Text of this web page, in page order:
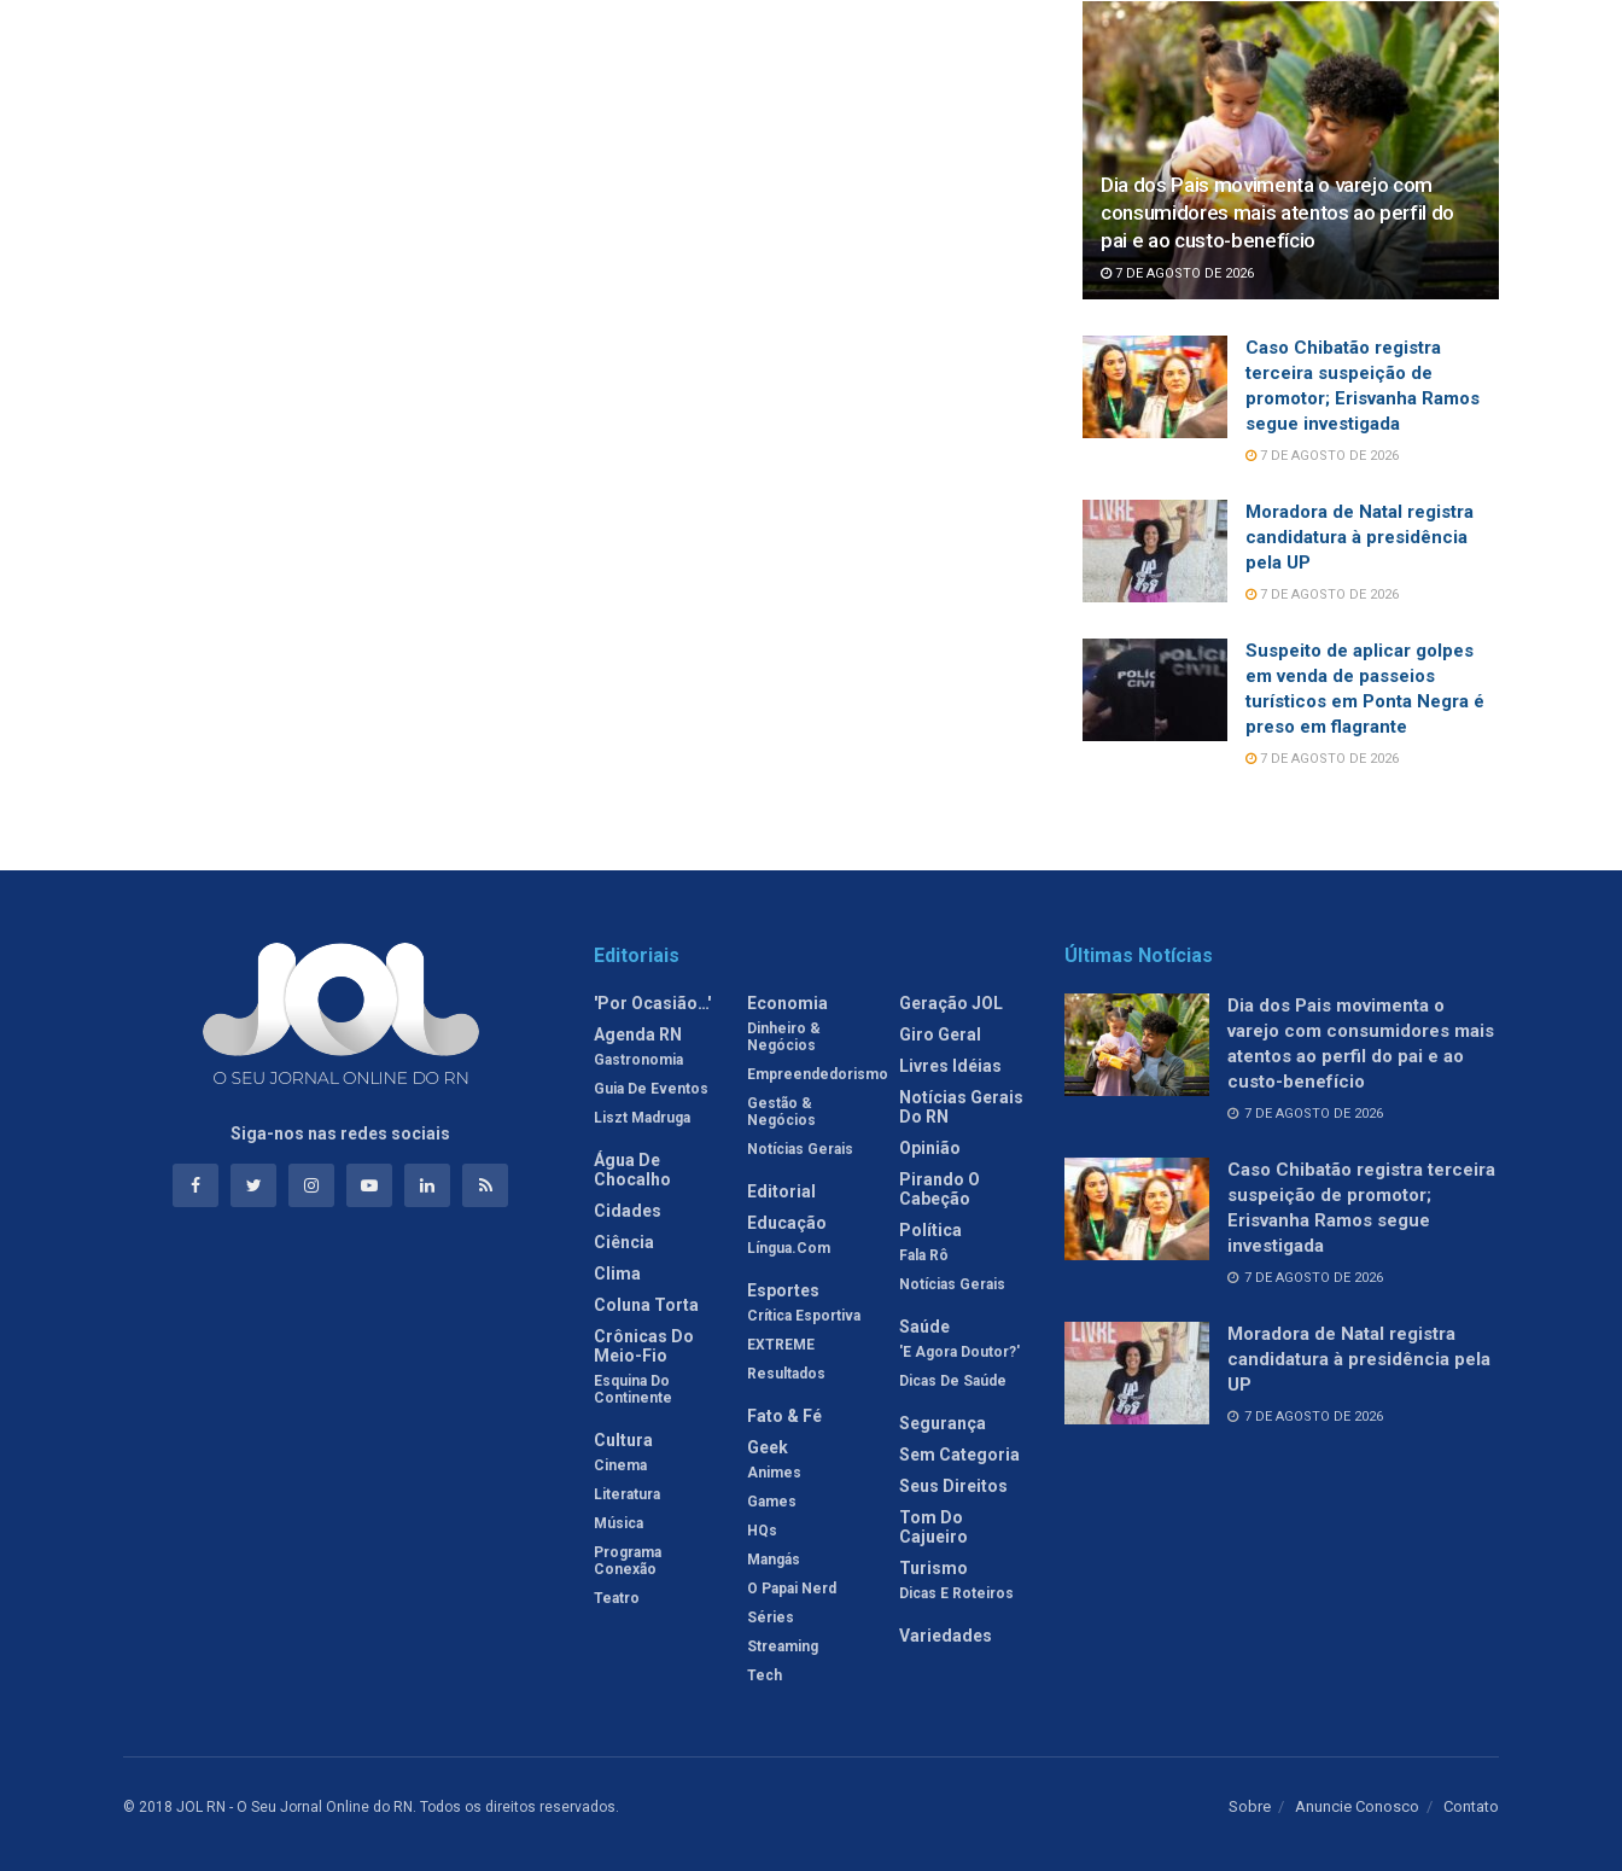
Dia dos Pais movimenta o varejo com
consumidores mais atentos ao perfil do
pai e ao custo-benefício
7 DE AGOSTO DE 2026
Caso Chibatão registra
terceira suspeição de
promotor; Erisvanha Ramos
segue investigada
7 DE AGOSTO DE 2026
Moradora de Natal registra
candidatura à presidência
pela UP
7 DE AGOSTO DE 2026
Suspeito de aplicar golpes
em venda de passeios
turísticos em Ponta Negra é
preso em flagrante
7 DE AGOSTO DE 2026
Siga-nos nas redes sociais
Editoriais
'Por Ocasião…'
Agenda RN
Gastronomia
Guia De Eventos
Liszt Madruga
Água De
Chocalho
Cidades
Ciência
Clima
Coluna Torta
Crônicas Do
Meio-Fio
Esquina Do
Continente
Cultura
Cinema
Literatura
Música
Programa
Conexão
Teatro
Economia
Dinheiro &
Negócios
Empreendedorismo
Gestão &
Negócios
Notícias Gerais
Editorial
Educação
Língua.com
Esportes
Crítica Esportiva
EXTREME
Resultados
Fato & Fé
Geek
Animes
Games
HQs
Mangás
O Papai Nerd
Séries
Streaming
Tech
Geração JOL
Giro Geral
Livres Idéias
Notícias Gerais
Do RN
Opinião
Pirando O
Cabeção
Política
Fala Rô
Notícias Gerais
Saúde
'E Agora Doutor?'
Dicas De Saúde
Segurança
Sem Categoria
Seus Direitos
Tom Do
Cajueiro
Turismo
Dicas E Roteiros
Variedades
Últimas Notícias
Dia dos Pais movimenta o
varejo com consumidores mais
atentos ao perfil do pai e ao
custo-benefício
7 DE AGOSTO DE 2026
Caso Chibatão registra terceira
suspeição de promotor;
Erisvanha Ramos segue
investigada
7 DE AGOSTO DE 2026
Moradora de Natal registra
candidatura à presidência pela
UP
7 DE AGOSTO DE 2026
Sobre Anuncie Conosco Contato
© 2018 JOL RN - O Seu Jornal Online do RN. Todos os direitos reservados.